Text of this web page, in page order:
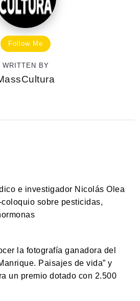
Follow Me
WRITTEN BY
e investigador Nicolás Olea
sobre pesticidas,
la fotografía ganadora del
Paisajes de vida” y
un premio dotado con 2.500